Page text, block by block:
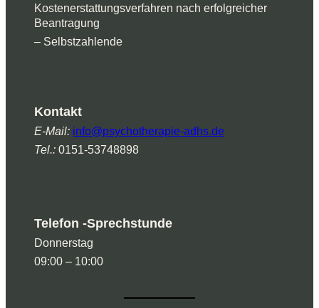
Kostenerstattungsverfahren nach erfolgreicher
Beantragung
– Selbstzahlende
Kontakt
E-Mail: info@psychotherapie-adhs.de
Tel.: 0151-53748898
Telefon -Sprechstunde
Donnerstag
09:00 – 10:00